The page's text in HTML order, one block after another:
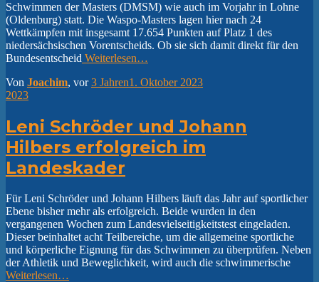
Schwimmen der Masters (DMSM) wie auch im Vorjahr in Lohne
(Oldenburg) statt. Die Waspo-Masters lagen hier nach 24
Wettkämpfen mit insgesamt 17.654 Punkten auf Platz 1 des
niedersächsischen Vorentscheids. Ob sie sich damit direkt für den
Bundesentscheid Weiterlesen…
Von Joachim, vor3 Jahren1. Oktober 2023
2023
Leni Schröder und Johann
Hilbers erfolgreich im
Landeskader
Für Leni Schröder und Johann Hilbers läuft das Jahr auf sportlicher
Ebene bisher mehr als erfolgreich. Beide wurden in den
vergangenen Wochen zum Landesvielseitigkeitstest eingeladen.
Dieser beinhaltet acht Teilbereiche, um die allgemeine sportliche
und körperliche Eignung für das Schwimmen zu überprüfen. Neben
der Athletik und Beweglichkeit, wird auch die schwimmerische
Weiterlesen…